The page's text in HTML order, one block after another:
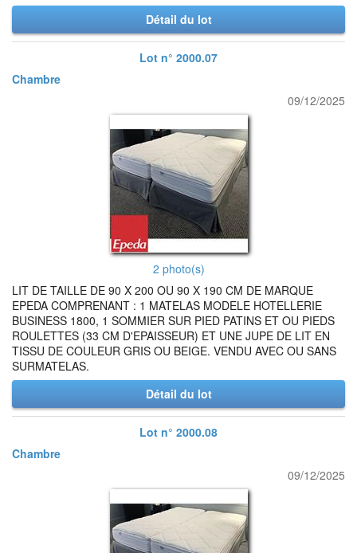
Détail du lot
Lot n° 2000.07
Chambre
09/12/2025
2 photo(s)
LIT DE TAILLE DE 90 X 200 OU 90 X 190 CM DE MARQUE
EPEDA COMPRENANT : 1 MATELAS MODELE HOTELLERIE
BUSINESS 1800, 1 SOMMIER SUR PIED PATINS ET OU PIEDS
ROULETTES (33 CM D'EPAISSEUR) ET UNE JUPE DE LIT EN
TISSU DE COULEUR GRIS OU BEIGE. VENDU AVEC OU SANS
SURMATELAS.
Détail du lot
Lot n° 2000.08
Chambre
09/12/2025